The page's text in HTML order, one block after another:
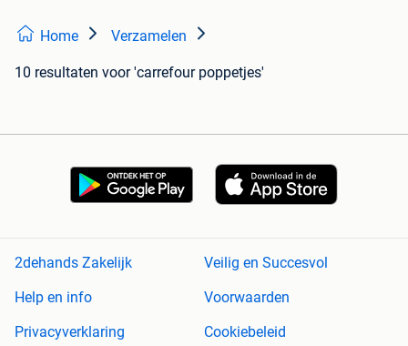
Home Verzamelen
10 resultaten voor 'carrefour poppetjes'
2dehands Zakelijk
Veilig en Succesvol
Help en info
Voorwaarden
Privacyverklaring
Cookiebeleid